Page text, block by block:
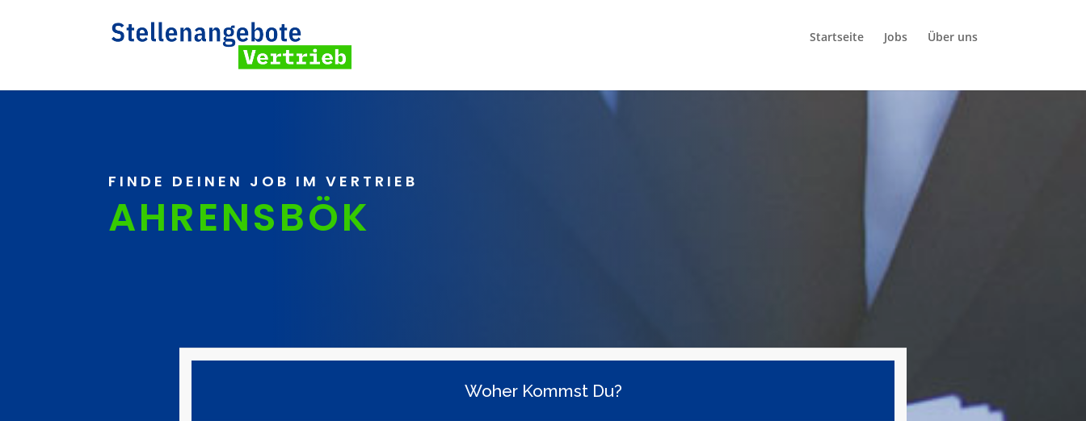
Startseite Jobs Über uns
FINDE DEINEN JOB IM VERTRIEB
AHRENSBÖK
Woher Kommst Du?